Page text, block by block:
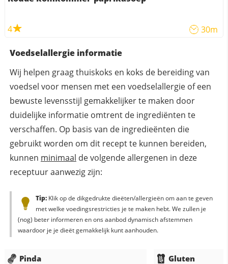
4 30m
Voedselallergie informatie
Wij helpen graag thuiskoks en koks de bereiding van
voedsel voor mensen met een voedselallergie of een
bewuste levensstijl gemakkelijker te maken door
duidelijke informatie omtrent de ingrediënten te
verschaffen. Op basis van de ingredieënten die
gebruikt worden om dit recept te kunnen bereiden,
kunnen minimaal de volgende allergenen in deze
receptuur aanwezig zijn:
Tip:Klik op de dikgedrukte dieëten/allergieën om aan te geven
met welke voedingsrestricties je te maken hebt. We zullen je
(nog) beter informeren en ons aanbod dynamisch afstemmen
waardoor je je dieët gemakkelijk kunt aanhouden.
Pinda Gluten